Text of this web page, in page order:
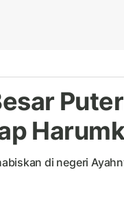
di negeri